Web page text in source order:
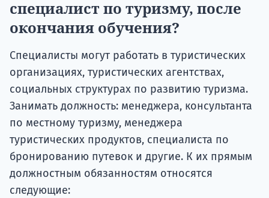
специалист по туризму, после
окончания обучения?
Специалисты могут работать в туристических
организациях, туристических агентствах,
социальных структурах по развитию туризма.
Занимать должность: менеджера, консультанта
по местному туризму, менеджера
туристических продуктов, специалиста по
бронированию путевок и другие. К их прямым
должностным обязанностям относятся
следующие: